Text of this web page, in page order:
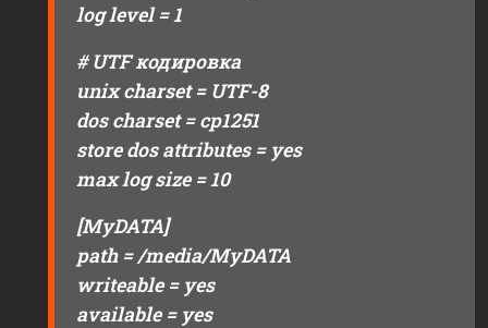
log level = 1
# UTF кодировка
unix charset = UTF-8
dos charset = cp1251
store dos attributes = yes
max log size = 10
[MyDATA]
path = /media/MyDATA
writeable = yes
available = yes